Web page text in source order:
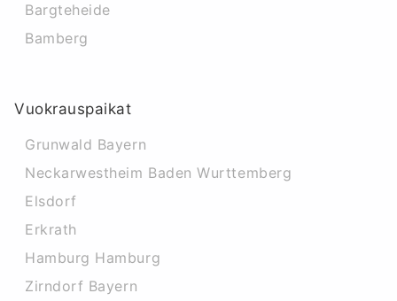
Bargteheide
Bamberg
Vuokrauspaikat
Grunwald Bayern
Neckarwestheim Baden Wurttemberg
Elsdorf
Erkrath
Hamburg Hamburg
Zirndorf Bayern